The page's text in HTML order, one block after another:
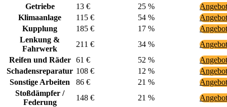
Getriebe
13 € 25 %
Klimaanlage
115 € 54 %
Kupplung
185 € 17 %
Lenkung &
Fahrwerk
211 € 34 %
Reifen und Räder
61 € 52 %
Schadensreparatur 108 € 12 %
Sonstige Arbeiten
86 € 21 %
Stoßdämpfer /
Federung
148 € 21 %